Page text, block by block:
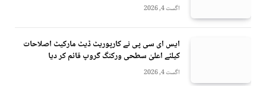
اگست 4, 2026
ایس ای سی پی نے کارپوریٹ ڈیٹ مارکیٹ اصلاحات
کیلئے اعلیٰ سطحی ورکنگ گروپ قائم کر دیا
اگست 4, 2026